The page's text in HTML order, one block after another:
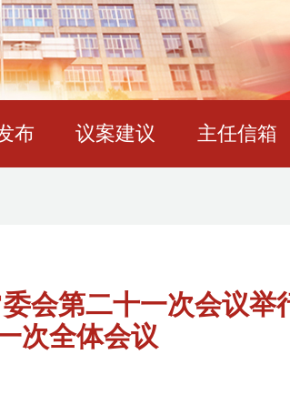
布 议案建议 主任信箱
会第二十一次会议举
次全体会议